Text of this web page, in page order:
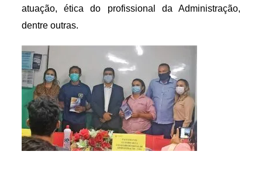
atuação, ética do profissional da Administração,
dentre outras.